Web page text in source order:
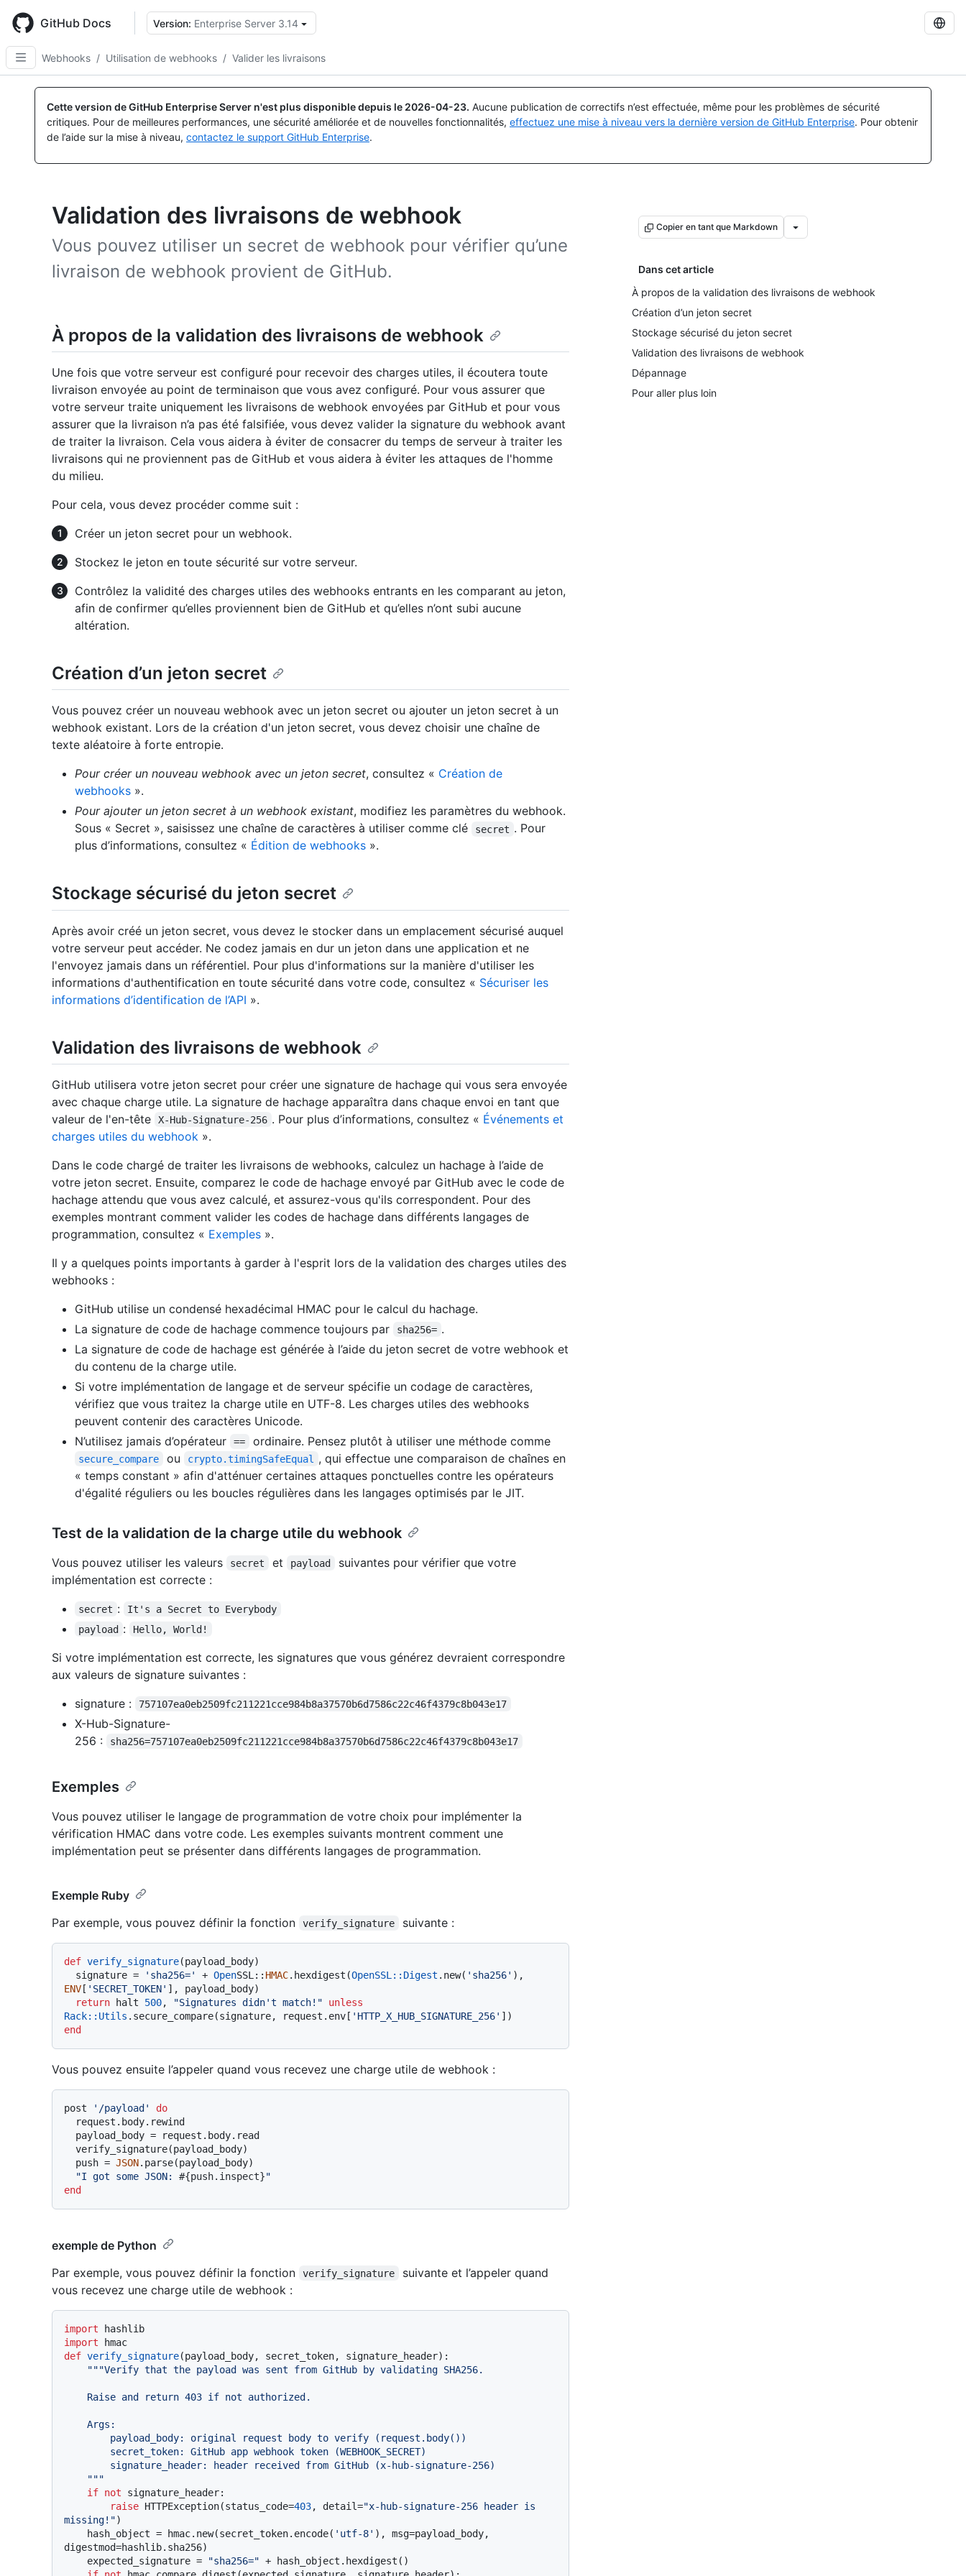
main
content
GitHub Docs Version: Enterprise Server 3.14
Webhooks / Utilisation de webhooks / Valider les livraisons
Cette version de GitHub Enterprise Server n'est plus disponible depuis le 2026-04-23. Aucune publication de correctifs n’est effectuée, même pour les problèmes de sécurité
critiques. Pour de meilleures performances, une sécurité améliorée et de nouvelles fonctionnalités, effectuez une mise à niveau vers la dernière version de GitHub Enterprise. Pour obtenir
de l’aide sur la mise à niveau, contactez le support GitHub Enterprise.
Validation des livraisons de webhook
Vous pouvez utiliser un secret de webhook pour vérifier qu’une
livraison de webhook provient de GitHub.
Copier en tant que Markdown
Dans cet article
À propos de la validation des livraisons de webhook
Création d’un jeton secret
Stockage sécurisé du jeton secret
Validation des livraisons de webhook
Dépannage
Pour aller plus loin
À propos de la validation des livraisons de webhook
Une fois que votre serveur est configuré pour recevoir des charges utiles, il écoutera toute
livraison envoyée au point de terminaison que vous avez configuré. Pour vous assurer que
votre serveur traite uniquement les livraisons de webhook envoyées par GitHub et pour vous
assurer que la livraison n’a pas été falsifiée, vous devez valider la signature du webhook avant
de traiter la livraison. Cela vous aidera à éviter de consacrer du temps de serveur à traiter les
livraisons qui ne proviennent pas de GitHub et vous aidera à éviter les attaques de l'homme
du milieu.
Pour cela, vous devez procéder comme suit :
Créer un jeton secret pour un webhook.
Stockez le jeton en toute sécurité sur votre serveur.
Contrôlez la validité des charges utiles des webhooks entrants en les comparant au jeton,
afin de confirmer qu’elles proviennent bien de GitHub et qu’elles n’ont subi aucune
altération.
Création d’un jeton secret
Vous pouvez créer un nouveau webhook avec un jeton secret ou ajouter un jeton secret à un
webhook existant. Lors de la création d'un jeton secret, vous devez choisir une chaîne de
texte aléatoire à forte entropie.
Pour créer un nouveau webhook avec un jeton secret, consultez « Création de
webhooks ».
Pour ajouter un jeton secret à un webhook existant, modifiez les paramètres du webhook.
Sous « Secret », saisissez une chaîne de caractères à utiliser comme clé
secret . Pour
plus d’informations, consultez « Édition de webhooks ».
Stockage sécurisé du jeton secret
Après avoir créé un jeton secret, vous devez le stocker dans un emplacement sécurisé auquel
votre serveur peut accéder. Ne codez jamais en dur un jeton dans une application et ne
l'envoyez jamais dans un référentiel. Pour plus d'informations sur la manière d'utiliser les
informations d'authentification en toute sécurité dans votre code, consultez « Sécuriser les
informations d’identification de l’API ».
Validation des livraisons de webhook
GitHub utilisera votre jeton secret pour créer une signature de hachage qui vous sera envoyée
avec chaque charge utile. La signature de hachage apparaîtra dans chaque envoi en tant que
valeur de l'en-tête
X-Hub-Signature-256 . Pour plus d’informations, consultez « Événements et
charges utiles du webhook ».
Dans le code chargé de traiter les livraisons de webhooks, calculez un hachage à l’aide de
votre jeton secret. Ensuite, comparez le code de hachage envoyé par GitHub avec le code de
hachage attendu que vous avez calculé, et assurez-vous qu'ils correspondent. Pour des
exemples montrant comment valider les codes de hachage dans différents langages de
programmation, consultez « Exemples ».
Il y a quelques points importants à garder à l'esprit lors de la validation des charges utiles des
webhooks :
GitHub utilise un condensé hexadécimal HMAC pour le calcul du hachage.
La signature de code de hachage commence toujours par
sha256= .
La signature de code de hachage est générée à l’aide du jeton secret de votre webhook et
du contenu de la charge utile.
Si votre implémentation de langage et de serveur spécifie un codage de caractères,
vérifiez que vous traitez la charge utile en UTF-8. Les charges utiles des webhooks
peuvent contenir des caractères Unicode.
N’utilisez jamais d’opérateur
== ordinaire. Pensez plutôt à utiliser une méthode comme
secure_compare ou crypto.timingSafeEqual
, qui effectue une comparaison de chaînes en
« temps constant » afin d'atténuer certaines attaques ponctuelles contre les opérateurs
d'égalité réguliers ou les boucles régulières dans les langages optimisés par le JIT.
Test de la validation de la charge utile du webhook
Vous pouvez utiliser les valeurs secret et payload
suivantes pour vérifier que votre
implémentation est correcte :
secret :
It's a Secret to Everybody
payload : Hello, World!
Si votre implémentation est correcte, les signatures que vous générez devraient correspondre
aux valeurs de signature suivantes :
signature :
757107ea0eb2509fc211221cce984b8a37570b6d7586c22c46f4379c8b043e17
X-Hub-Signature-
256 :
sha256=757107ea0eb2509fc211221cce984b8a37570b6d7586c22c46f4379c8b043e17
Exemples
Vous pouvez utiliser le langage de programmation de votre choix pour implémenter la
vérification HMAC dans votre code. Les exemples suivants montrent comment une
implémentation peut se présenter dans différents langages de programmation.
Exemple Ruby
Par exemple, vous pouvez définir la fonction
verify_signature suivante :
def verify_signature(payload_body)
  signature =
'sha256=' + OpenSSL:: HMAC.hexdigest(OpenSSL::Digest .new( 'sha256'
ENV [ 'SECRET_TOKEN' ], payload_body)
return halt 500, "Signatures didn't match!"
unless
Rack: :Utils .secure_compare(signature, request.env[ 'HTTP_X_HUB_SIGNATURE_256'
end
Vous pouvez ensuite l’appeler quand vous recevez une charge utile de webhook :
post '/payload'
do
  push =
JSON.parse(payload_body)
"I got some JSON: #{push.inspect}"
end
exemple de Python
Par exemple, vous pouvez définir la fonction
verify_signature
suivante et l’appeler quand
vous recevez une charge utile de webhook :
import
import
def verify_signature(payload_body, secret_token, signature_header):
"""Verify that the payload was sent from GitHub by validating SHA256.
    """
if not signature_header:
raise HTTPException(status_code=403, detail="x-hub-signature-256 header is
missing!")
    hash_object = hmac.new(secret_token.encode(
'utf-8' ), msg=payload_body,
digestmod=hashlib.sha256)
    expected_signature =
"sha256=" + hash_object.hexdigest()